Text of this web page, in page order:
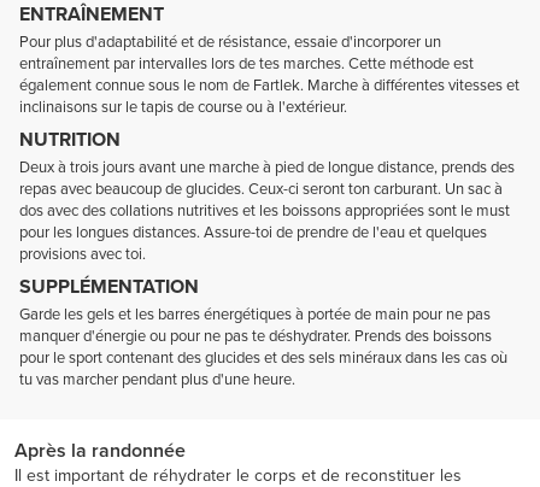
ENTRAÎNEMENT
Pour plus d'adaptabilité et de résistance, essaie d'incorporer un
entraînement par intervalles lors de tes marches. Cette méthode est
également connue sous le nom de Fartlek. Marche à différentes vitesses et
inclinaisons sur le tapis de course ou à l'extérieur.
NUTRITION
Deux à trois jours avant une marche à pied de longue distance, prends des
repas avec beaucoup de glucides. Ceux-ci seront ton carburant. Un sac à
dos avec des collations nutritives et les boissons appropriées sont le must
pour les longues distances. Assure-toi de prendre de l'eau et quelques
provisions avec toi.
SUPPLÉMENTATION
Garde les gels et les barres énergétiques à portée de main pour ne pas
manquer d'énergie ou pour ne pas te déshydrater. Prends des boissons
pour le sport contenant des glucides et des sels minéraux dans les cas où
tu vas marcher pendant plus d'une heure.
Après la randonnée
Il est important de réhydrater le corps et de reconstituer les